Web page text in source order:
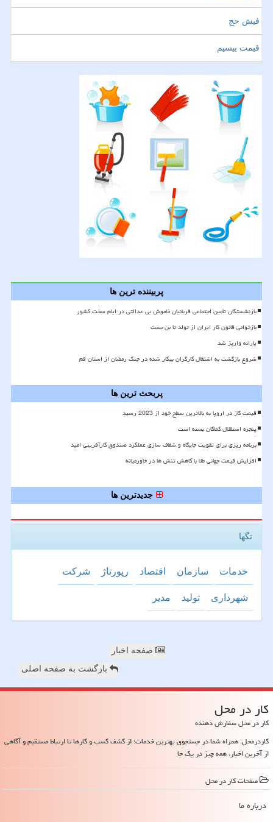
فیش حج
قیمت بیسیم
پربیننده ترین ها
بازنشستگان تأمین اجتماعی قربانیان خاموش بی عدالتی در ایام سخت کشور
بازخوانی قانون کار ایران از تولد تا بن بست
یارانه واریز شد
شروع بازگشت به اشتغال کارگران بیکار شده در جنگ رمضان از استان قم
پربحث ترین ها
قیمت گاز در اروپا به بالاترین سطح خود از 2023 رسید
پنجره استقلال کماکان بسته است
برنامه ریزی برای تقویت جایگاه و شفاف سازی عملکرد صندوق کارآفرینی امید
افزایش قیمت جهانی طلا با کاهش تنش ها در خاورمیانه
جدیدترین ها
تگها
خدمات سازمان اقتصاد رپورتاژ شركت
شهرداری تولید مدیر
صفحه اخبار
بازگشت به صفحه اصلی
كار در محل
کار در محل سفارش دهنده
کاردرمحل: همراه شما در جستجوی بهترین خدمات؛ از کشف کسب و کارها تا ارتباط مستقیم و آگاهی
از آخرین اخبار، همه چیز در یک جا
صفحات كار در محل
درباره ما